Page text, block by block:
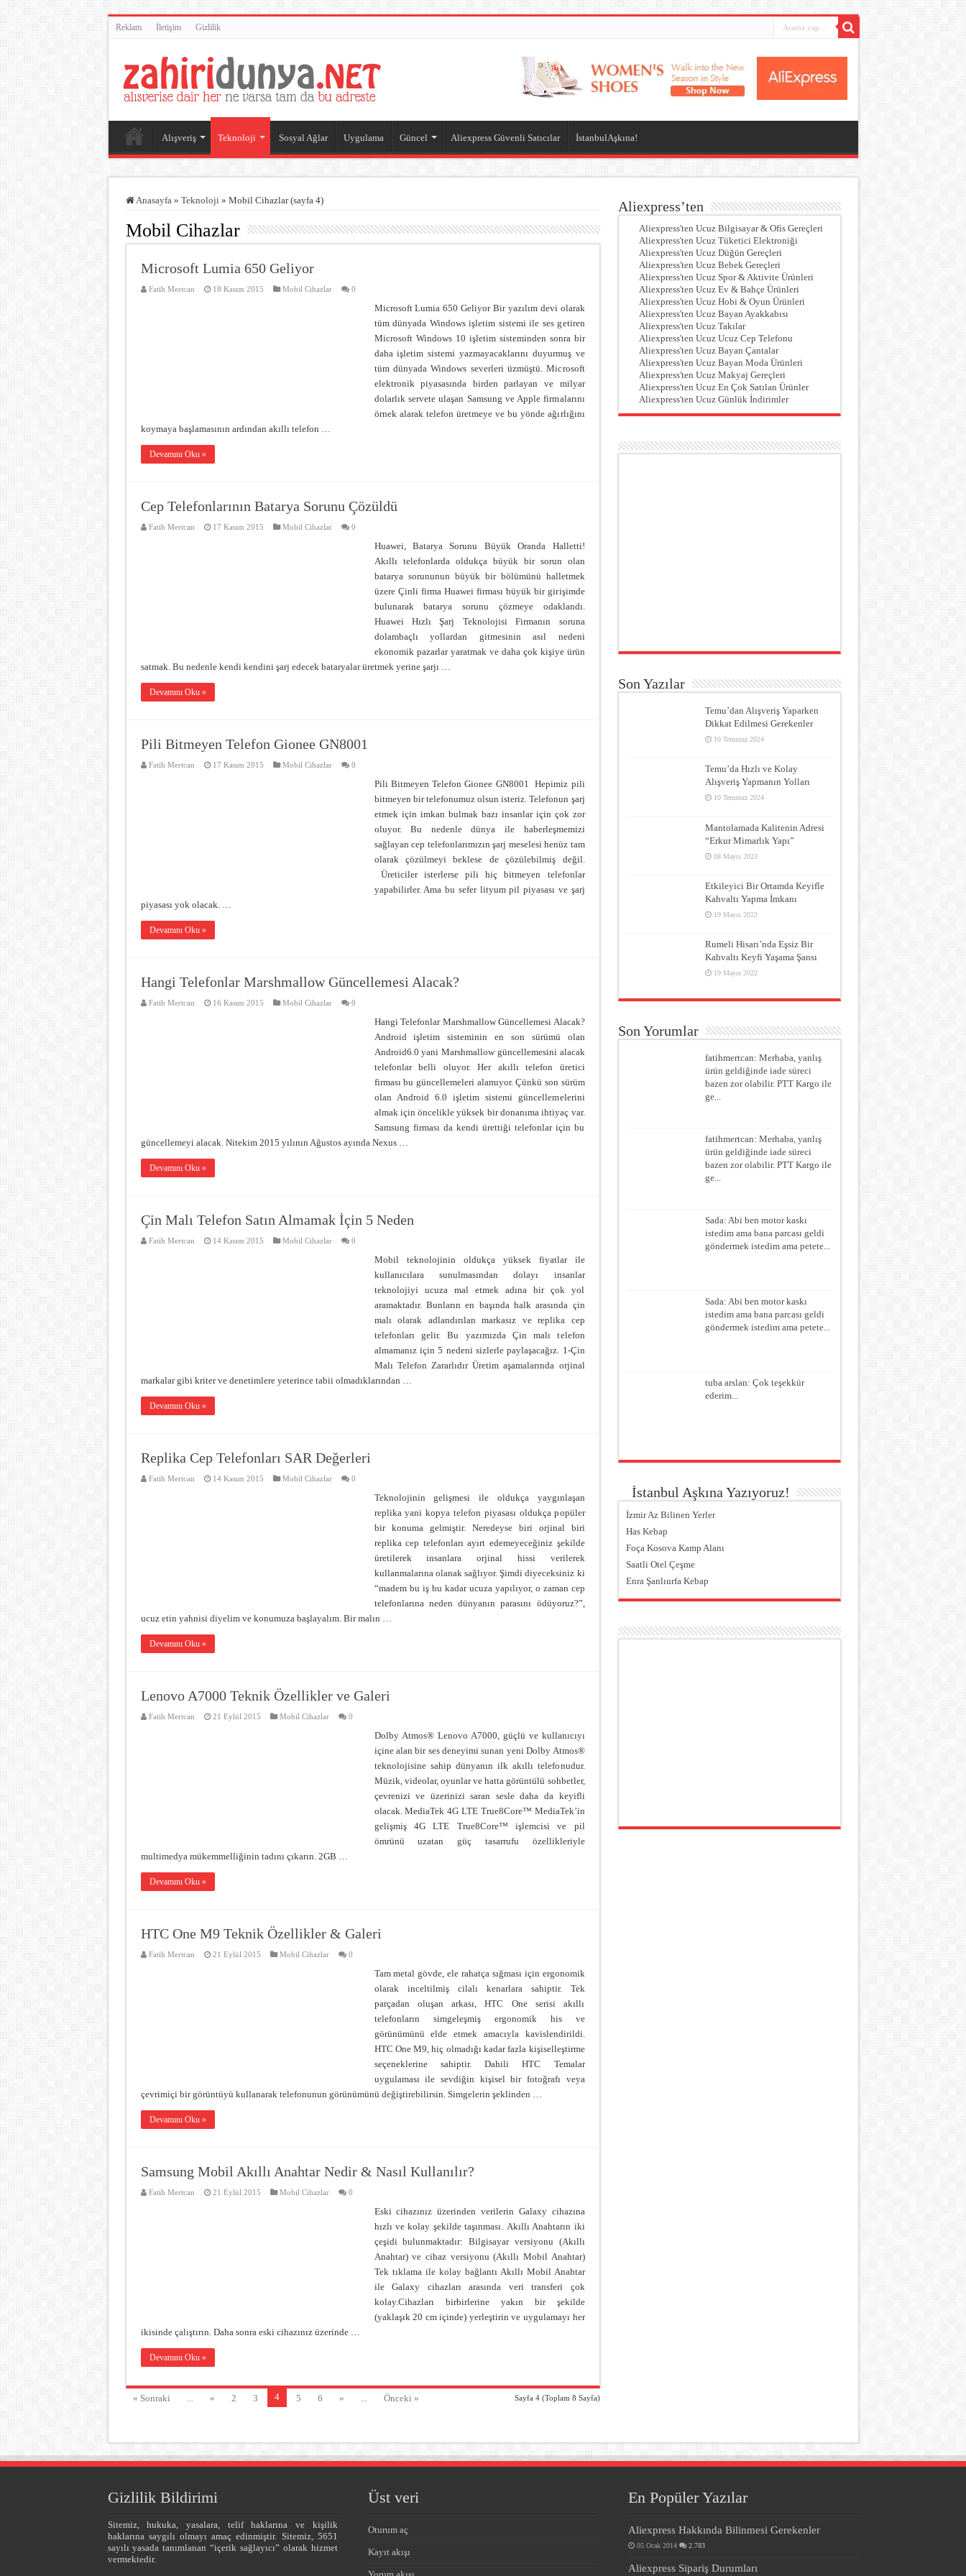
Reklam İletişim Gizlilik
Alışveriş Teknoloji Sosyal Ağlar Uygulama Güncel Aliexpress Güvenli Satıcılar İstanbulAşkına!
Anasayfa » Teknoloji » Mobil Cihazlar (sayfa 4)
Mobil Cihazlar
Microsoft Lumia 650 Geliyor
Fatih Mertcan 18 Kasım 2015 Mobil Cihazlar 0
Microsoft Lumia 650 Geliyor Bir yazılım devi olarak
tüm dünyada Windows işletim sistemi ile ses getiren
Microsoft Windows 10 işletim sisteminden sonra bir
daha işletim sistemi yazmayacaklarını duyurmuş ve
tüm dünyada Windows severleri üzmüştü. Microsoft
elektronik piyasasında birden parlayan ve milyar
dolarlık servete ulaşan Samsung ve Apple firmalarını
örnek alarak telefon üretmeye ve bu yönde ağırlığını
koymaya başlamasının ardından akıllı telefon …
Devamını Oku »
Cep Telefonlarının Batarya Sorunu Çözüldü
Fatih Mertcan 17 Kasım 2015 Mobil Cihazlar 0
Huawei, Batarya Sorunu Büyük Oranda Halletti!
Akıllı telefonlarda oldukça büyük bir sorun olan
batarya sorununun büyük bir bölümünü halletmek
üzere Çinli firma Huawei firması büyük bir girişimde
bulunarak batarya sorunu çözmeye odaklandı.
Huawei Hızlı Şarj Teknolojisi Firmanın soruna
dolambaçlı yollardan gitmesinin asıl nedeni
ekonomik pazarlar yaratmak ve daha çok kişiye ürün
satmak. Bu nedenle kendi kendini şarj edecek bataryalar üretmek yerine şarjı …
Devamını Oku »
Pili Bitmeyen Telefon Gionee GN8001
Fatih Mertcan 17 Kasım 2015 Mobil Cihazlar 0
Pili Bitmeyen Telefon Gionee GN8001 Hepimiz pili
bitmeyen bir telefonumuz olsun isteriz. Telefonun şarj
etmek için imkan bulmak bazı insanlar için çok zor
oluyor. Bu nedenle dünya ile haberleşmemizi
sağlayan cep telefonlarımızın şarj meselesi henüz tam
olarak çözülmeyi beklese de çözülebilmiş değil.
Üreticiler isterlerse pili hiç bitmeyen telefonlar
yapabilirler. Ama bu sefer lityum pil piyasası ve şarj
piyasası yok olacak. …
Devamını Oku »
Hangi Telefonlar Marshmallow Güncellemesi Alacak?
Fatih Mertcan 16 Kasım 2015 Mobil Cihazlar 0
Hangi Telefonlar Marshmallow Güncellemesi Alacak?
Android işletim sisteminin en son sürümü olan
Android6.0 yani Marshmallow güncellemesini alacak
telefonlar belli oluyor. Her akıllı telefon üretici
firması bu güncellemeleri alamıyor. Çünkü son sürüm
olan Android 6.0 işletim sistemi güncellemelerini
almak için öncelikle yüksek bir donanıma ihtiyaç var.
Samsung firması da kendi ürettiği telefonlar için bu
güncellemeyi alacak. Nitekim 2015 yılının Ağustos ayında Nexus …
Devamını Oku »
Çin Malı Telefon Satın Almamak İçin 5 Neden
Fatih Mertcan 14 Kasım 2015 Mobil Cihazlar 0
Mobil teknolojinin oldukça yüksek fiyatlar ile
kullanıcılara sunulmasından dolayı insanlar
teknolojiyi ucuza mal etmek adına bir çok yol
aramaktadır. Bunların en başında halk arasında çin
malı olarak adlandırılan markasız ve replika cep
telefonları gelir. Bu yazımızda Çin malı telefon
almamanız için 5 nedeni sizlerle paylaşacağız. 1-Çin
Malı Telefon Zararlıdır Üretim aşamalarında orjinal
markalar gibi kriter ve denetimlere yeterince tabii olmadıklarından …
Devamını Oku »
Replika Cep Telefonları SAR Değerleri
Fatih Mertcan 14 Kasım 2015 Mobil Cihazlar 0
Teknolojinin gelişmesi ile oldukça yaygınlaşan
replika yani kopya telefon piyasası oldukça popüler
bir konuma gelmiştir. Neredeyse biri orjinal biri
replika cep telefonları ayırt edemeyeceğiniz şekilde
üretilerek insanlara orjinal hissi verilerek
kullanmalarına olanak sağlıyor. Şimdi diyeceksiniz ki
“madem bu iş bu kadar ucuza yapılıyor, o zaman cep
telefonlarına neden dünyanın parasını ödüyoruz?”,
ucuz etin yahnisi diyelim ve konumuza başlayalım. Bir malın …
Devamını Oku »
Lenovo A7000 Teknik Özellikler ve Galeri
Fatih Mertcan 21 Eylül 2015 Mobil Cihazlar 0
Dolby Atmos® Lenovo A7000, güçlü ve kullanıcıyı
içine alan bir ses deneyimi sunan yeni Dolby Atmos®
teknolojisine sahip dünyanın ilk akıllı telefonudur.
Müzik, videolar, oyunlar ve hatta görüntülü sohbetler,
çevrenizi ve üzerinizi saran sesle daha da keyifli
olacak. MediaTek 4G LTE True8Core™ MediaTek’in
gelişmiş 4G LTE True8Core™ işlemcisi ve pil
ömrünü uzatan güç tasarrufu özellikleriyle
multimedya mükemmelliğinin tadını çıkarın. 2GB …
Devamını Oku »
HTC One M9 Teknik Özellikler & Galeri
Fatih Mertcan 21 Eylül 2015 Mobil Cihazlar 0
Tam metal gövde, ele rahatça sığması için ergonomik
olarak inceltilmiş cilalı kenarlara sahiptir. Tek
parçadan oluşan arkası, HTC One serisi akıllı
telefonların simgeleşmiş ergonomik his ve
görünümünü elde etmek amacıyla kavislendirildi.
HTC One M9, hiç olmadığı kadar fazla kişiselleştirme
seçeneklerine sahiptir. Dahili HTC Temalar
uygulaması ile sevdiğin kişisel bir fotoğrafı veya
çevrimiçi bir görüntüyü kullanarak telefonunun görünümünü değiştirebilirsin. Simgelerin şeklinden …
Devamını Oku »
Samsung Mobil Akıllı Anahtar Nedir & Nasıl Kullanılır?
Fatih Mertcan 21 Eylül 2015 Mobil Cihazlar 0
Eski cihazınız üzerinden verilerin Galaxy cihazına
hızlı ve kolay şekilde taşınması. Akıllı Anahtarın iki
çeşidi bulunmaktadır: Bilgisayar versiyonu (Akıllı
Anahtar) ve cihaz versiyonu (Akıllı Mobil Anahtar)
Tek tıklama ile kolay bağlantı Akıllı Mobil Anahtar
ile Galaxy cihazları arasında veri transferi çok
kolay.Cihazları birbirlerine yakın bir şekilde
(yaklaşık 20 cm içinde) yerleştirin ve uygulamayı her
ikisinde çalıştırın. Daha sonra eski cihazınız üzerinde …
Devamını Oku »
Sayfa 4 (Toplam 8 Sayfa)
« Sonraki ... « 2 3 4 5 6 » ... Önceki »
Aliexpress’ten
Aliexpress'ten Ucuz Bilgisayar & Ofis Gereçleri
Aliexpress'ten Ucuz Tüketici Elektroniği
Aliexpress'ten Ucuz Düğün Gereçleri
Aliexpress'ten Ucuz Bebek Gereçleri
Aliexpress'ten Ucuz Spor & Aktivite Ürünleri
Aliexpress'ten Ucuz Ev & Bahçe Ürünleri
Aliexpress'ten Ucuz Hobi & Oyun Ürünleri
Aliexpress'ten Ucuz Bayan Ayakkabısı
Aliexpress'ten Ucuz Takılar
Aliexpress'ten Ucuz Ucuz Cep Telefonu
Aliexpress'ten Ucuz Bayan Çantalar
Aliexpress'ten Ucuz Bayan Moda Ürünleri
Aliexpress'ten Ucuz Makyaj Gereçleri
Aliexpress'ten Ucuz En Çok Satılan Ürünler
Aliexpress'ten Ucuz Günlük İndirimler
Son Yazılar
Temu’dan Alışveriş Yaparken
Dikkat Edilmesi Gerekenler
10 Temmuz 2024
Temu’da Hızlı ve Kolay
Alışveriş Yapmanın Yolları
10 Temmuz 2024
Mantolamada Kalitenin Adresi
“Erkur Mimarlık Yapı”
08 Mayıs 2023
Etkileyici Bir Ortamda Keyifle
Kahvaltı Yapma İmkanı
19 Mayıs 2022
Rumeli Hisarı’nda Eşsiz Bir
Kahvaltı Keyfi Yaşama Şansı
19 Mayıs 2022
Son Yorumlar
fatihmertcan: Merhaba, yanlış
ürün geldiğinde iade süreci
bazen zor olabilir. PTT Kargo ile
ge...
fatihmertcan: Merhaba, yanlış
ürün geldiğinde iade süreci
bazen zor olabilir. PTT Kargo ile
ge...
Sada: Abi ben motor kaskı
istedim ama bana parcası geldi
göndermek istedim ama petete...
Sada: Abi ben motor kaskı
istedim ama bana parcası geldi
göndermek istedim ama petete...
tuba arslan: Çok teşekkür
ederim...
İstanbul Aşkına Yazıyoruz!
İzmir Az Bilinen Yerler
Has Kebap
Foça Kosova Kamp Alanı
Saatli Otel Çeşme
Enra Şanlıurfa Kebap
Gizlilik Bildirimi
Sitemiz, hukuka, yasalara, telif haklarına ve kişilik
haklarına saygılı olmayı amaç edinmiştir. Sitemiz, 5651
sayılı yasada tanımlanan “içerik sağlayıcı” olarak hizmet
vermektedir.
Üst veri
Oturum aç
Kayıt akışı
En Popüler Yazılar
Aliexpress Hakkında Bilinmesi Gerekenler
05 Ocak 2014 2.783
Aliexpress Sipariş Durumları